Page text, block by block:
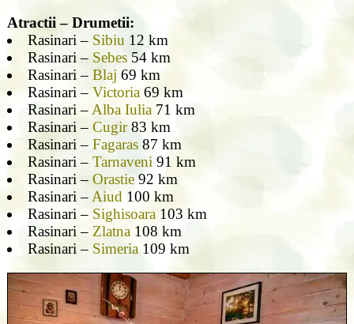
Atractii – Drumetii:
Rasinari – Sibiu 12 km
Rasinari – Sebes54 km
Rasinari – Blaj 69 km
Rasinari – Victoria69 km
Rasinari –Alba Iulia71 km
Rasinari – Cugir83 km
Rasinari – Fagaras87 km
Rasinari – Tarnaveni91 km
Rasinari – Orastie92 km
Rasinari –Aiud100 km
Rasinari – Sighisoara103 km
Rasinari – Zlatna108 km
Rasinari – Simeria109 km